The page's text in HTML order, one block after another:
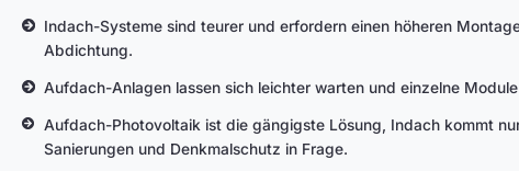
Indach-Systeme sind teurer und erfordern einen höheren
Abdichtung.
Aufdach-Anlagen lassen sich leichter warten und einzelne
Aufdach-Photovoltaik ist die gängigste Lösung, Indach kommt
Sanierungen und Denkmalschutz in Frage.